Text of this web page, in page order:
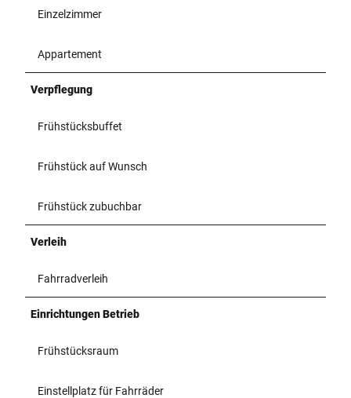
Einzelzimmer
Appartement
Verpflegung
Frühstücksbuffet
Frühstück auf Wunsch
Frühstück zubuchbar
Verleih
Fahrradverleih
Einrichtungen Betrieb
Frühstücksraum
Einstellplatz für Fahrräder